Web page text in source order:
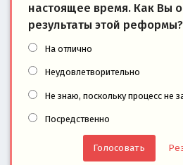
настоящее время. Как Вы
результаты этой реформы?
На отлично
Неудовлетворительно
Не знаю, поскольку процесс не
Посредственно